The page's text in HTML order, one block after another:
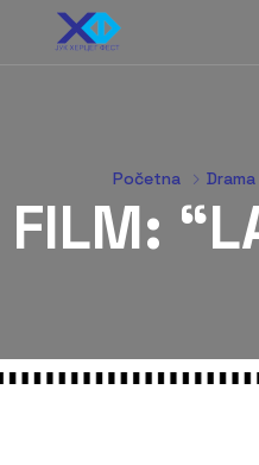
Početna Drama
FILM: